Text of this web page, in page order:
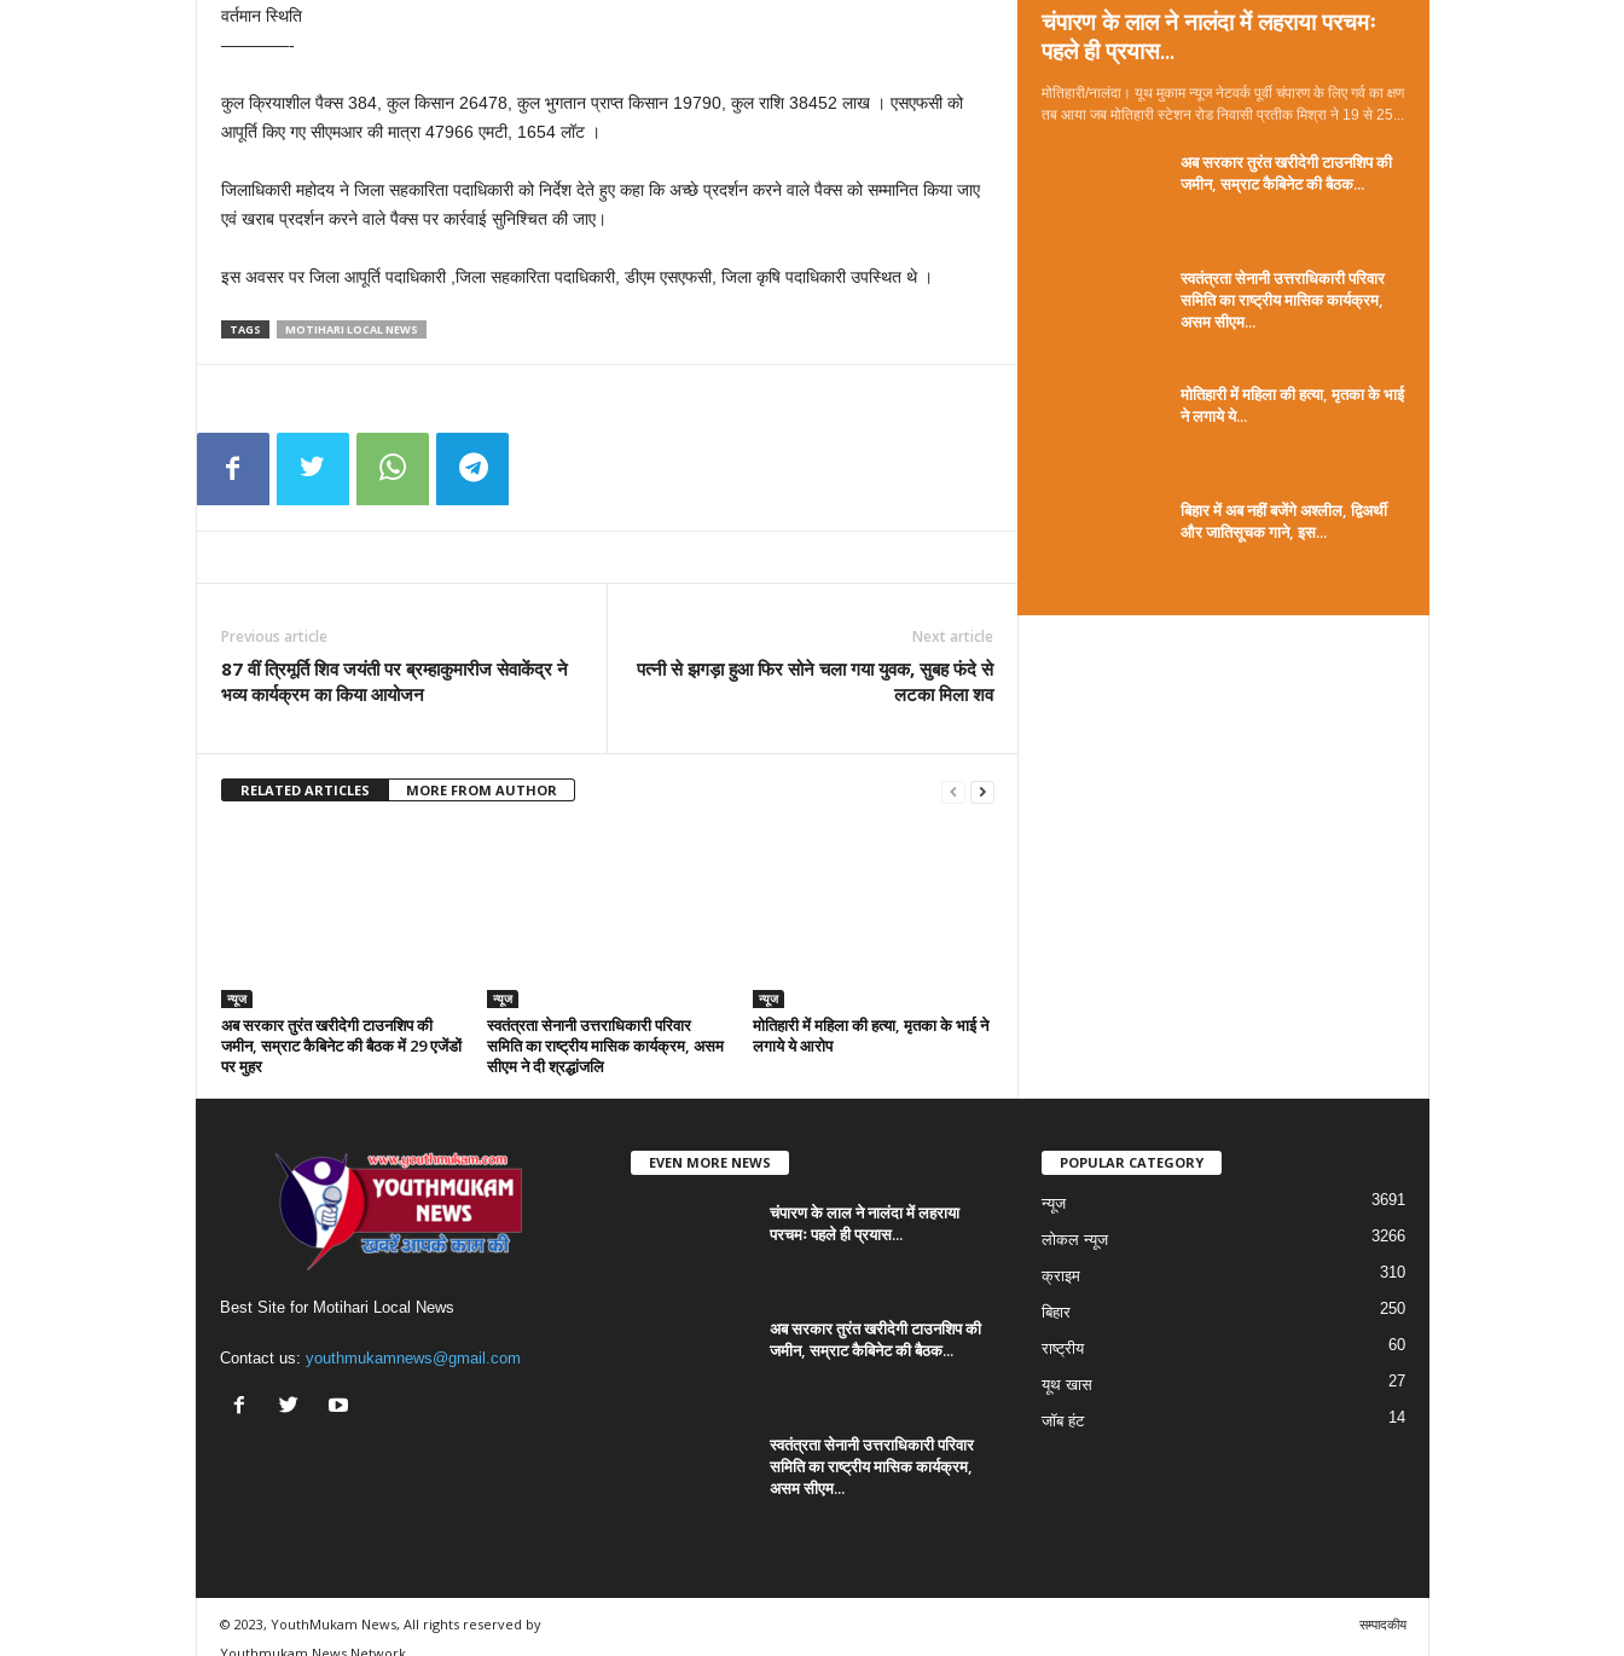
वर्तमान स्थिति
————-
कुल क्रियाशील पैक्स 384, कुल किसान 26478, कुल भुगतान प्राप्त किसान 19790, कुल राशि 38452 लाख । एसएफसी को
आपूर्ति किए गए सीएमआर की मात्रा 47966 एमटी, 1654 लॉट ।
जिलाधिकारी महोदय ने जिला सहकारिता पदाधिकारी को निर्देश देते हुए कहा कि अच्छे प्रदर्शन करने वाले पैक्स को सम्मानित किया जाए
एवं खराब प्रदर्शन करने वाले पैक्स पर कार्रवाई सुनिश्चित की जाए।
इस अवसर पर जिला आपूर्ति पदाधिकारी ,जिला सहकारिता पदाधिकारी, डीएम एसएफसी, जिला कृषि पदाधिकारी उपस्थित थे ।
TAGS MOTIHARI LOCAL NEWS
Previous article
87 वीं त्रिमूर्ति शिव जयंती पर ब्रम्हाकुमारीज सेवाकेंद्र ने
भव्य कार्यक्रम का किया आयोजन
Next article
पत्नी से झगड़ा हुआ फिर सोने चला गया युवक, सुबह फंदे से
लटका मिला शव
RELATED ARTICLES MORE FROM AUTHOR
न्यूज
अब सरकार तुरंत खरीदेगी टाउनशिप की
जमीन, सम्राट कैबिनेट की बैठक में 29 एजेंडों
पर मुहर
न्यूज
स्वतंत्रता सेनानी उत्तराधिकारी परिवार
समिति का राष्ट्रीय मासिक कार्यक्रम, असम
सीएम ने दी श्रद्धांजलि
न्यूज
मोतिहारी में महिला की हत्या, मृतका के भाई ने
लगाये ये आरोप
चंपारण के लाल ने नालंदा में लहराया परचमः
पहले ही प्रयास...
मोतिहारी/नालंदा। यूथ मुकाम न्यूज नेटवर्क पूर्वी चंपारण के लिए गर्व का क्षण
तब आया जब मोतिहारी स्टेशन रोड निवासी प्रतीक मिश्रा ने 19 से 25...
अब सरकार तुरंत खरीदेगी टाउनशिप की
जमीन, सम्राट कैबिनेट की बैठक...
स्वतंत्रता सेनानी उत्तराधिकारी परिवार
समिति का राष्ट्रीय मासिक कार्यक्रम,
असम सीएम...
मोतिहारी में महिला की हत्या, मृतका के भाई
ने लगाये ये...
बिहार में अब नहीं बजेंगे अश्लील, द्विअर्थी
और जातिसूचक गाने, इस...
Best Site for Motihari Local News
Contact us: youthmukamnews@gmail.com
EVEN MORE NEWS
चंपारण के लाल ने नालंदा में लहराया
परचमः पहले ही प्रयास...
अब सरकार तुरंत खरीदेगी टाउनशिप की
जमीन, सम्राट कैबिनेट की बैठक...
स्वतंत्रता सेनानी उत्तराधिकारी परिवार
समिति का राष्ट्रीय मासिक कार्यक्रम,
असम सीएम...
POPULAR CATEGORY
न्यूज 3691
लोकल न्यूज 3266
क्राइम 310
बिहार 250
राष्ट्रीय 60
यूथ खास 27
जॉब हंट 14
सम्पादकीय
© 2023, YouthMukam News, All rights reserved by